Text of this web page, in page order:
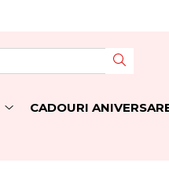
CADOURI